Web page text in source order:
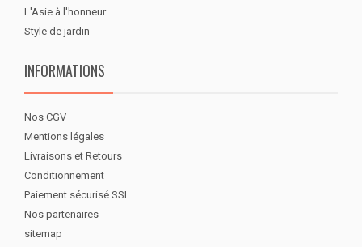
L'Asie à l'honneur
Style de jardin
INFORMATIONS
Nos CGV
Mentions légales
Livraisons et Retours
Conditionnement
Paiement sécurisé SSL
Nos partenaires
sitemap